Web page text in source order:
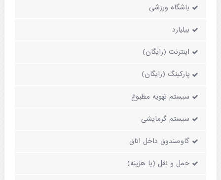
باشگاه ورزشی
بیلیارد
اینترنت (رایگان)
پارکینگ (رایگان)
سیستم تهویه مطبوع
سیستم گرمایشی
گاوصندوق داخل اتاق
حمل و نقل (با هزینه)